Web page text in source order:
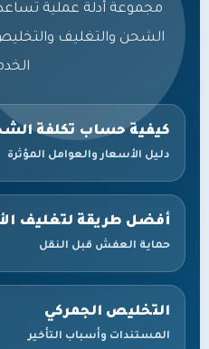
مجموعة أدلة عملية
الشحن والتغليف
كيفية حساب تكلفة
دليل الأسعار والعوامل المؤثرة
أفضل طريقة لتغليف
حماية العفش قبل النقل
التخليص الجمركي
المستندات وأسباب التأخير